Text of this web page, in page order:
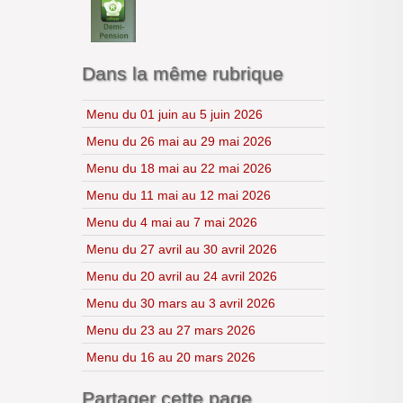
Lycéens au cinéma
CDI
Dans la même rubrique
Menu du 01 juin au 5 juin 2026
Menu du 26 mai au 29 mai 2026
Menu du 18 mai au 22 mai 2026
Menu du 11 mai au 12 mai 2026
Menu du 4 mai au 7 mai 2026
Menu du 27 avril au 30 avril 2026
Menu du 20 avril au 24 avril 2026
Menu du 30 mars au 3 avril 2026
Menu du 23 au 27 mars 2026
Menu du 16 au 20 mars 2026
Partager cette page